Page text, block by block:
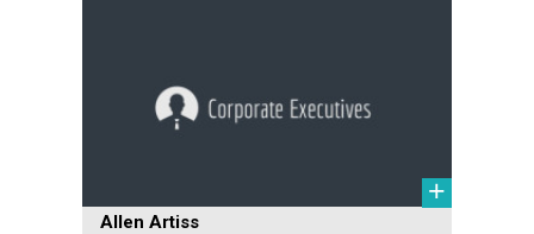
+
Allen Artiss